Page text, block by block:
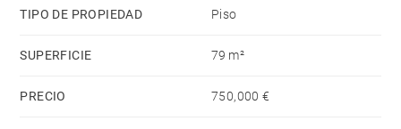
TIPO DE PROPIEDAD Piso
SUPERFICIE 79 m²
PRECIO 750,000 €